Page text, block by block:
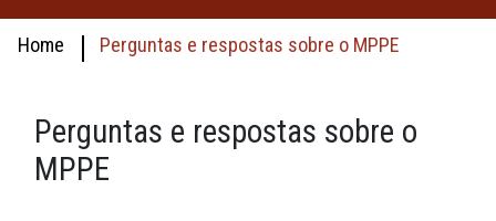
Home Perguntas e respostas sobre o MPPE
Perguntas e respostas sobre o
MPPE